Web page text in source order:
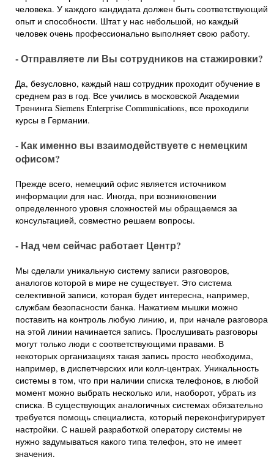
человека. У каждого кандидата должен быть соответствующий
опыт и способности. Штат у нас небольшой, но каждый
человек очень профессионально выполняет свою работу.
- Отправляете ли Вы сотрудников на стажировки?
Да, безусловно, каждый наш сотрудник проходит обучение в
среднем раз в год. Все учились в московской Академии
Тренинга Siemens Enterprise Communications, все проходили
курсы в Германии.
- Как именно вы взаимодействуете с немецким
офисом?
Прежде всего, немецкий офис является источником
информации для нас. Иногда, при возникновении
определенного уровня сложностей мы обращаемся за
консультацией, совместно решаем вопросы.
- Над чем сейчас работает Центр?
Мы сделали уникальную систему записи разговоров,
аналогов которой в мире не существует. Это система
селективной записи, которая будет интересна, например,
службам безопасности банка. Нажатием мышки можно
поставить на контроль любую линию, и, при начале разговора
на этой линии начинается запись. Прослушивать разговоры
могут только люди с соответствующими правами. В
некоторых организациях такая запись просто необходима,
например, в диспетчерских или колл-центрах. Уникальность
системы в том, что при наличии списка телефонов, в любой
момент можно выбрать несколько или, наоборот, убрать из
списка. В существующих аналогичных системах обязательно
требуется помощь специалиста, который переконфигурирует
настройки. С нашей разработкой оператору системы не
нужно задумываться какого типа телефон, это не имеет
значения.